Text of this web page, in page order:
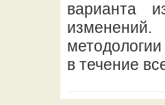
варианта
в течение